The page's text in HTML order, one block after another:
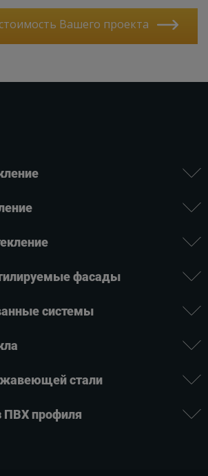
Вашего проекта
фасады
системы
­стали
ПВХ профиля